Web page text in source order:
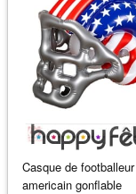
Casque de footballeur
americain gonflable